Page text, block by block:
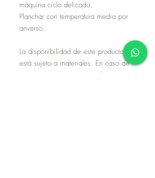
máquina ciclo delicado.
Planchar con temperatura media por
anverso.
La disponibilidad de este producto
está sujeto a materiales. En caso de
no tener exisencias, considere que su